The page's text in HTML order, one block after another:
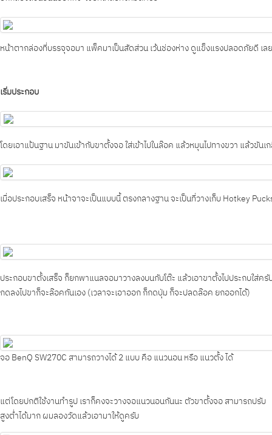
หน้าตากล่องที่บรรจุจอมา แพ็คมาเป็นสัดส่วน เว้นช่องห่าง ดูแข็งแรงปลอดภัยดี เล
เริ่มประกอบ
โดยเอาแป้นฐาน มาขันเข้ากับขาตั้งจอ ใส่เข้าไปในล๊อค แล้วหมุนไปทางขวา แล้วขันเ
เมื่อประกอบเสร็จ หน้าจาจะเป็นแบบนี้ ตรงกลางฐาน จะเป็นที่วางเก็บ Hotkey
ประกอบขาตั้งเสร็จ ก็ยกพาแนลจอมาวางลงบนกับโต๊ะ แล้วเอาขาตั้งไปประกบใส่ครั
กดลงไปขาก็จะล๊อคกันเอง (เวลาจะเอาออก ก็กดปุ่ม ก็จะปลดล๊อค ยกออกได้)
จอ BenQ SW270C สามารถวางได้ 2 แบบ คือ แนวนอน หรือ แนวตั้ง ได้
แต่โดยปกติใช้งานทำรูป เราก็คงจะวางจอแนวนอนกันนะ ตัวขาตั้งจอ สามารถปรับ
สูงต่ำได้มาก ผมลองวัดแล้วเอามาให้ดูครับ